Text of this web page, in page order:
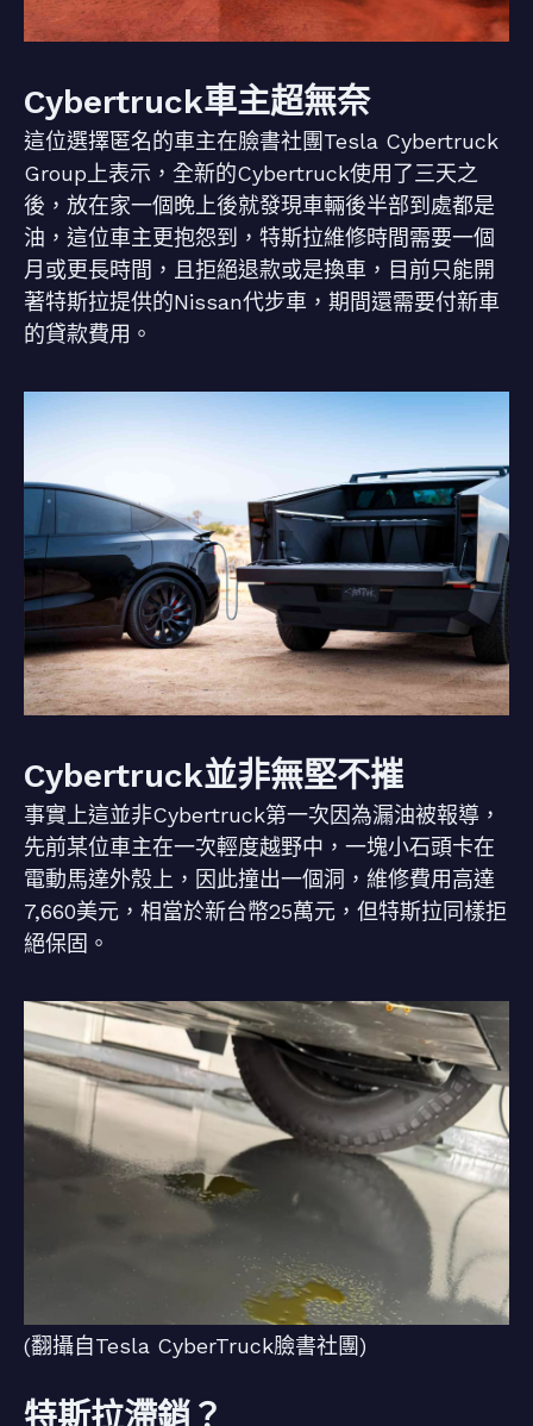
Cybertruck車主超無奈
這位選擇匿名的車主在臉書社團Tesla Cyber​​truck
Group上表示，全新的Cybertruck使用了三天之
後，放在家一個晚上後就發現車輛後半部到處都是
油，這位車主更抱怨到，特斯拉維修時間需要一個
月或更長時間，且拒絕退款或是換車，目前只能開
著特斯拉提供的Nissan代步車，期間還需要付新車
的貸款費用。
Cybertruck並非無堅不摧
事實上這並非Cybertruck第一次因為漏油被報導，
先前某位車主在一次輕度越野中，一塊小石頭卡在
電動馬達外殼上，因此撞出一個洞，維修費用高達
7,660美元，相當於新台幣25萬元，但特斯拉同樣拒
絕保固。
(翻攝自Tesla CyberTruck臉書社團)
特斯拉滯銷？